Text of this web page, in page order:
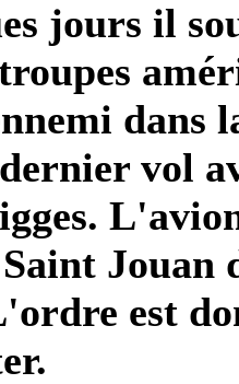
jours il
dans
vol
est